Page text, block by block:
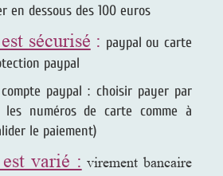
en dessous des 100 euros
sécurisé : paypal ou carte
paypal
paypal : choisir payer par
numéros de carte comme à
le paiement)
varié : virement bancaire